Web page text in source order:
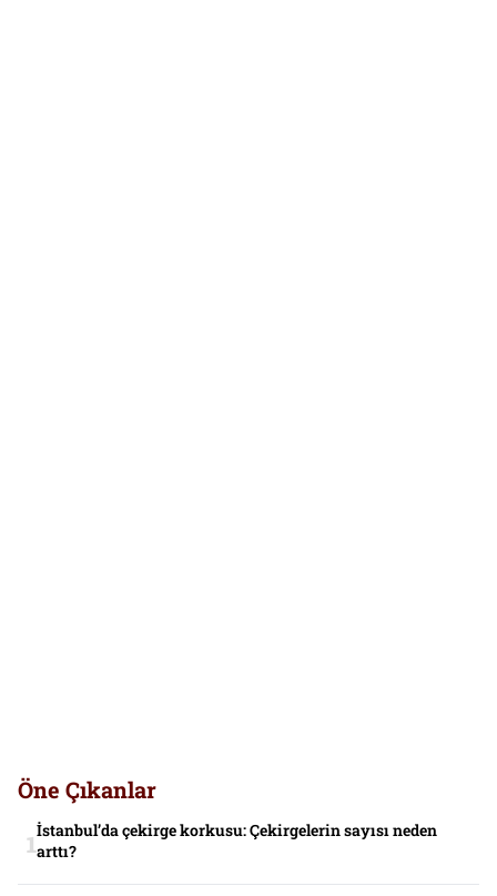
Öne Çıkanlar
İstanbul’da çekirge korkusu: Çekirgelerin sayısı neden
arttı?